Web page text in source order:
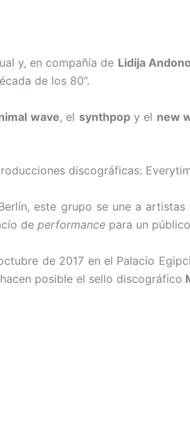
y, en compañía de Lidija
de los 80”.
wave, el synthpopy el new
discográficas:
este grupo se une a
de performance para un
de 2017 en el Palacio
posible el sello discográfico